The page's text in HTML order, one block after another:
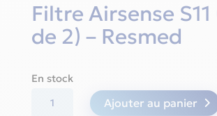
Filtre Airsense
de 2) – Resmed
En stock
quantité
Ajouter au panier